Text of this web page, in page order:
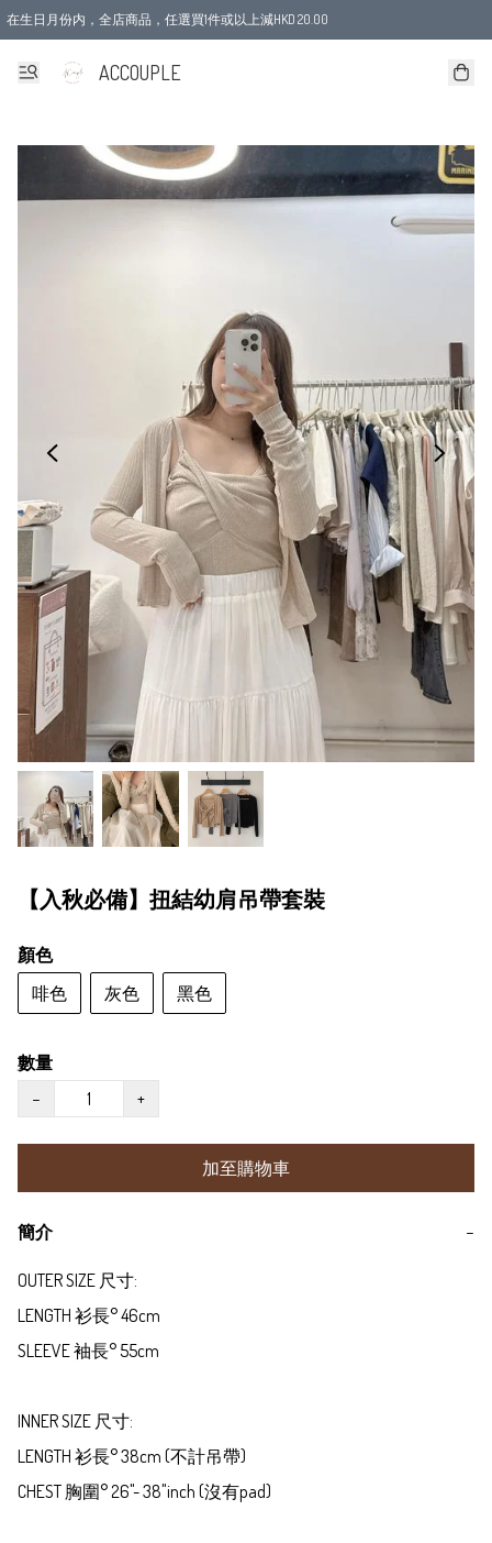
在生日月份内，全店商品，任選買1件或以上減HKD 20.00
ACCOUPLE
【入秋必備】扭結幼肩吊帶套裝
顏色
啡色
灰色 黑色
數量
−
+
加至購物車
簡介 −
OUTER SIZE 尺寸:
LENGTH 衫長° 46cm
SLEEVE 袖長° 55cm
INNER SIZE 尺寸:
LENGTH 衫長° 38cm (不計吊帶)
CHEST 胸圍° 26"- 38"inch (沒有pad)